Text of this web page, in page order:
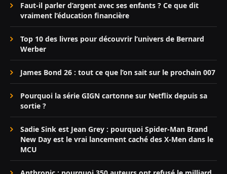
Faut-il parler d’argent avec ses enfants ? Ce que dit
vraiment l’éducation financière
Top 10 des livres pour découvrir l’univers de Bernard
Werber
James Bond 26 : tout ce que l’on sait sur le prochain 007
Pourquoi la série GIGN cartonne sur Netflix depuis sa
sortie ?
Sadie Sink est Jean Grey : pourquoi Spider-Man Brand
New Day est le vrai lancement caché des X-Men dans le
MCU